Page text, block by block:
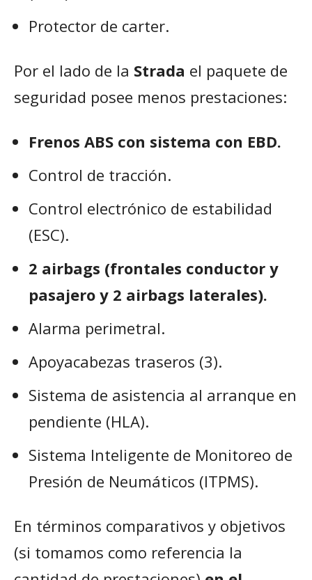
Protector de carter.
Por el lado de la Strada el paquete de
seguridad posee menos prestaciones:
Frenos ABS con sistema con EBD.
Control de tracción.
Control electrónico de estabilidad
(ESC).
2 airbags (frontales conductor y
pasajero y 2 airbags laterales).
Alarma perimetral.
Apoyacabezas traseros (3).
Sistema de asistencia al arranque en
pendiente (HLA).
Sistema Inteligente de Monitoreo de
Presión de Neumáticos (ITPMS).
En términos comparativos y objetivos
(si tomamos como referencia la